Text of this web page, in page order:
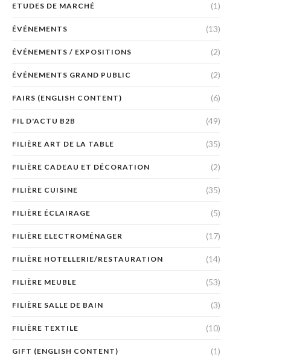
ETUDES DE MARCHÉ (1)
ÉVÉNEMENTS (13)
ÉVÉNEMENTS / EXPOSITIONS (2)
ÉVÉNEMENTS GRAND PUBLIC (2)
FAIRS (ENGLISH CONTENT) (6)
FIL D'ACTU B2B (49)
FILIÈRE ART DE LA TABLE (35)
FILIÈRE CADEAU ET DÉCORATION (2)
FILIÈRE CUISINE (35)
FILIÈRE ÉCLAIRAGE (5)
FILIÈRE ELECTROMÉNAGER (17)
FILIÈRE HOTELLERIE/RESTAURATION (14)
FILIÈRE MEUBLE (53)
FILIÈRE SALLE DE BAIN (3)
FILIÈRE TEXTILE (10)
GIFT (ENGLISH CONTENT) (1)